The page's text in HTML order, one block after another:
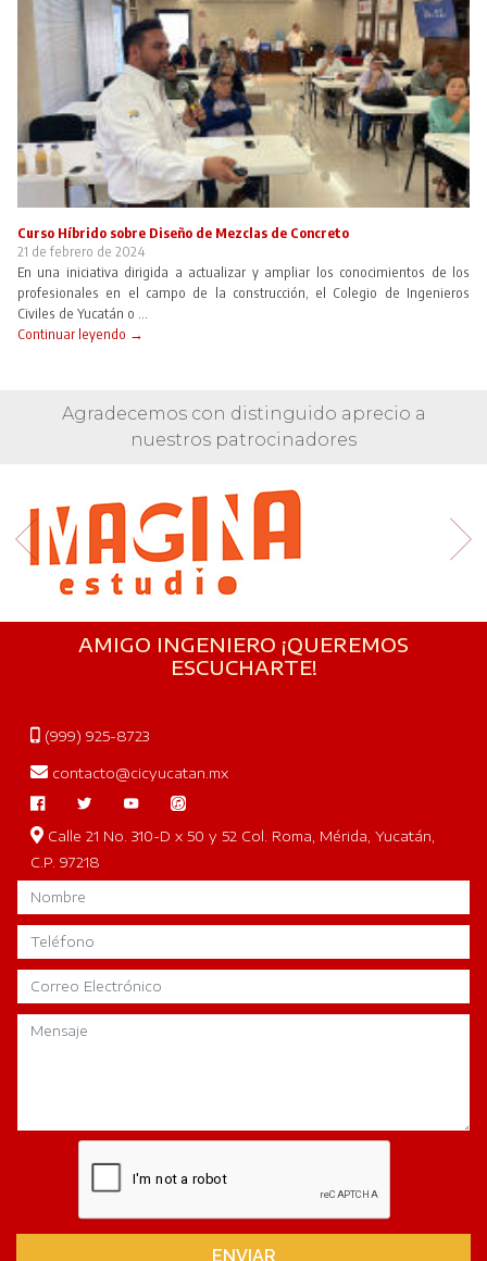
Curso Híbrido sobre Diseño de Mezclas de Concreto
21 de febrero de 2024
En una iniciativa dirigida a actualizar y ampliar los conocimientos de los
profesionales en el campo de la construcción, el Colegio de Ingenieros
Civiles de Yucatán o ...
Continuar leyendo →
Agradecemos con distinguido aprecio a
nuestros patrocinadores
AMIGO INGENIERO ¡QUEREMOS
ESCUCHARTE!
(999) 925-8723
contacto@cicyucatan.mx
Calle 21 No. 310-D x 50 y 52 Col. Roma, Mérida, Yucatán,
C.P. 97218
ENVIAR